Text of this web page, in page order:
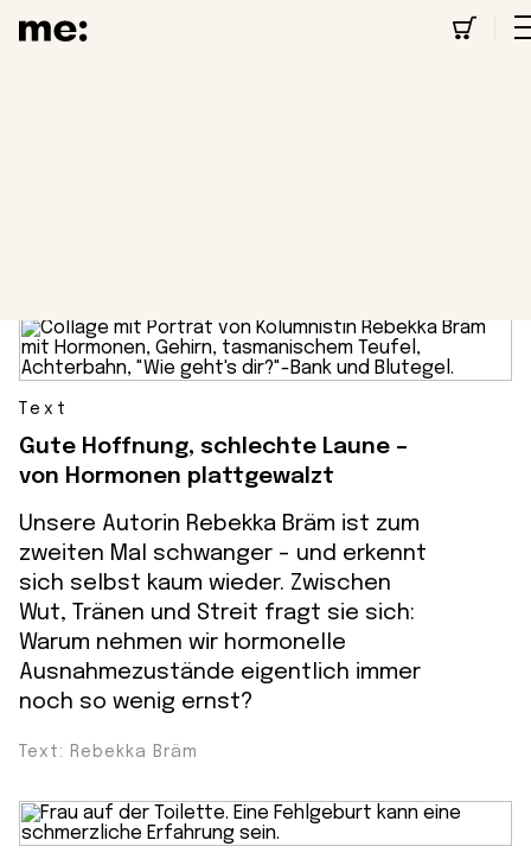
Text
Gute Hoffnung, schlechte Laune –
von Hormonen plattgewalzt
Unsere Autorin Rebekka Bräm ist zum
zweiten Mal schwanger – und erkennt
sich selbst kaum wieder. Zwischen
Wut, Tränen und Streit fragt sie sich:
Warum nehmen wir hormonelle
Ausnahmezustände eigentlich immer
noch so wenig ernst?
Text: Rebekka Bräm